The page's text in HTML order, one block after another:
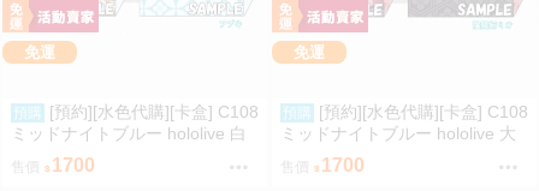
免運
預購
[預約][水色代購][卡盒] C108
ミッドナイトブルー hololive 白
上フブキ
售價 1700
免運
預購
[預約][水色代購][卡盒] C108
ミッドナイトブルー hololive 大
神ミオ
售價 1700